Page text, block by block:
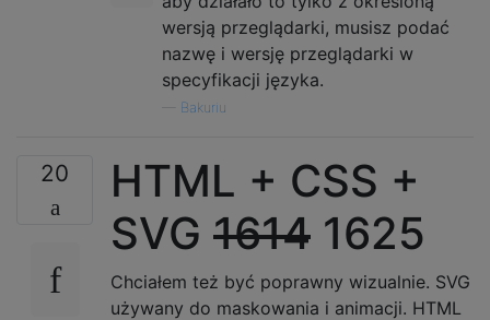
wersją przeglądarki, musisz podać
nazwę i wersję przeglądarki w
specyfikacji języka.
Bakuriu
20
HTML + CSS +
SVG 1614 1625
Chciałem też być poprawny wizualnie. SVG
używany do maskowania i animacji. HTML